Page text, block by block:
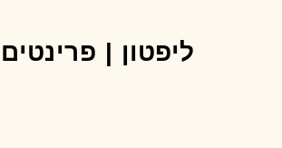
ליפטון | פרינטים